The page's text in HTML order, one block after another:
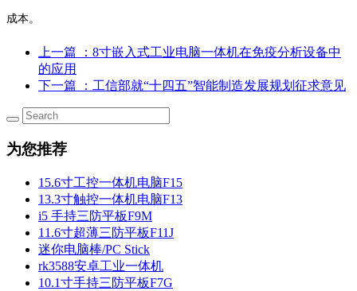
成本。
上一篇
：8寸嵌入式工业电脑一体机在免疫分析设备中
的应用
下一篇
：工信部就“十四五”智能制造发展规划征求意见
为您推荐
15.6寸工控一体机电脑F15
13.3寸触控一体机电脑F13
i5 手持三防平板F9M
11.6寸超薄三防平板F11J
迷你电脑棒/PC Stick
rk3588安卓工业一体机
10.1寸手持三防平板F7G